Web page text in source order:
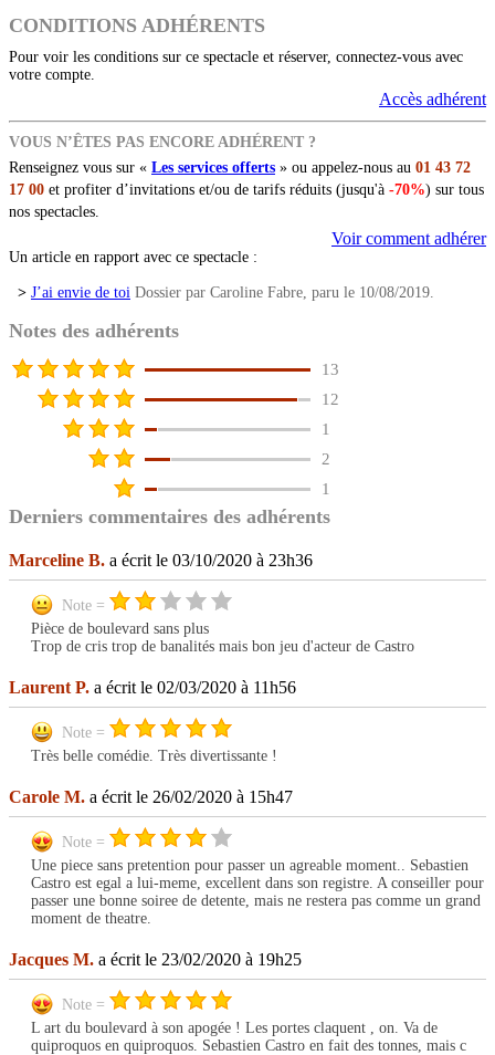
CONDITIONS ADHÉRENTS
Pour voir les conditions sur ce spectacle et réserver, connectez-vous avec
votre compte.
Accès adhérent
VOUS N’ÊTES PAS ENCORE ADHÉRENT ?
Renseignez vous sur « Les services offerts » ou appelez-nous au 01 43 72
17 00 et profiter d’invitations et/ou de tarifs réduits (jusqu'à -70%) sur tous
nos spectacles.
Voir comment adhérer
Un article en rapport avec ce spectacle :
> J’ai envie de toi Dossier par Caroline Fabre, paru le 10/08/2019.
Notes des adhérents
13
12
1
2
1
Derniers commentaires des adhérents
Marceline B. a écrit le 03/10/2020 à 23h36
Note =
Pièce de boulevard sans plus
Trop de cris trop de banalités mais bon jeu d'acteur de Castro
Laurent P. a écrit le 02/03/2020 à 11h56
Note =
Très belle comédie. Très divertissante !
Carole M. a écrit le 26/02/2020 à 15h47
Note =
Une piece sans pretention pour passer un agreable moment.. Sebastien
Castro est egal a lui-meme, excellent dans son registre. A conseiller pour
passer une bonne soiree de detente, mais ne restera pas comme un grand
moment de theatre.
Jacques M. a écrit le 23/02/2020 à 19h25
Note =
L art du boulevard à son apogée ! Les portes claquent , on. Va de
quiproquos en quiproquos. Sebastien Castro en fait des tonnes, mais c